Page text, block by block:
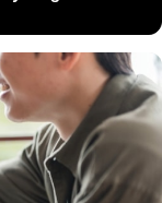
hazırlanmak ve
farklı bir yönteme
ödedikleri